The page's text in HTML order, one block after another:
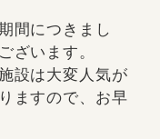
間につきまし
ざいます。
設は大変人気が
ますので、お早